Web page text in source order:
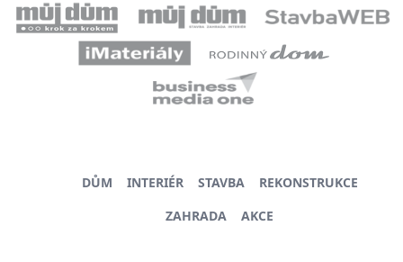
DŮM INTERIÉR STAVBA
REKONSTRUKCE
ZAHRADA
AKCE